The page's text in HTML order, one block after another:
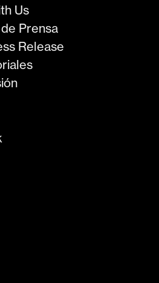
Us
Prensa
Release